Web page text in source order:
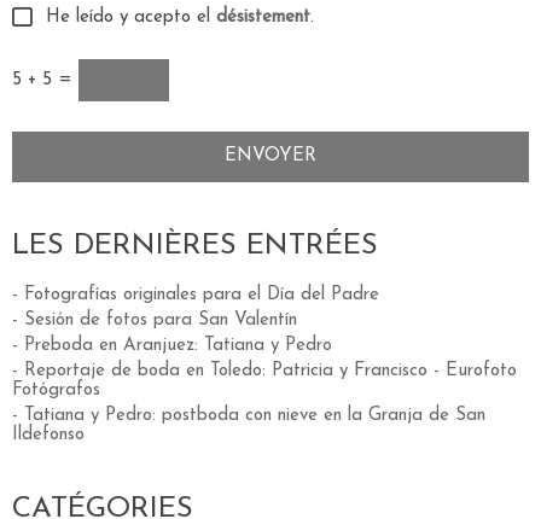
He leído y acepto el désistement.
5 + 5 =
LES DERNIÈRES ENTRÉES
- Fotografías originales para el Día del Padre
- Sesión de fotos para San Valentín
- Preboda en Aranjuez: Tatiana y Pedro
- Reportaje de boda en Toledo: Patricia y Francisco - Eurofoto
Fotógrafos
- Tatiana y Pedro: postboda con nieve en la Granja de San
Ildefonso
CATÉGORIES